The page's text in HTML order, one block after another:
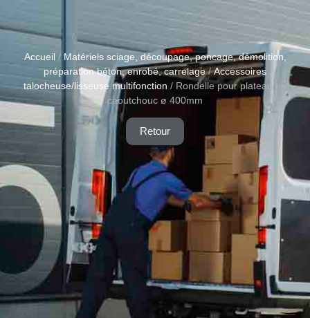
Accueil / Matériels sciage, découpage, poncage, démolition,
préparation béton, enrobé, carrelage/Accessoires
talocheuse/lisseuse multifonction / Rondelle pour plateau en
caoutchouc ø 400mm
Retour